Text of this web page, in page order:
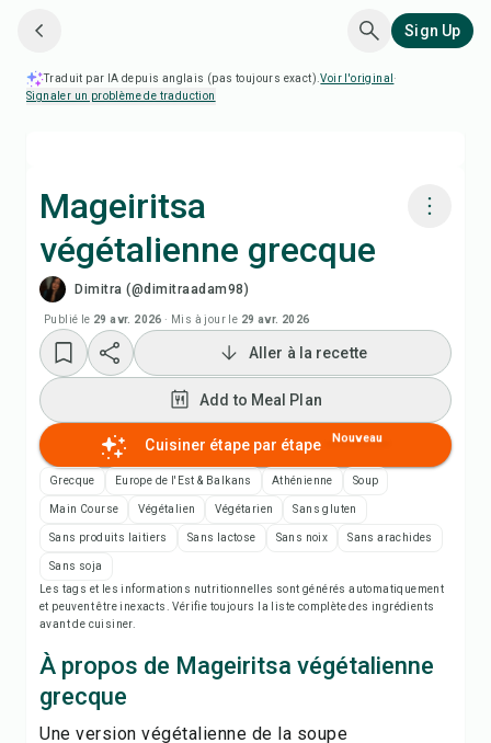
Sign Up
Traduit par IA depuis anglais (pas toujours exact).Voir l'original ·
Signaler un problème de traduction
Mageiritsa
végétalienne grecque
Dimitra (@dimitraadam98)
Publié le 29 avr. 2026 · Mis à jour le 29 avr. 2026
Cuisiner avec Chefadora AI
Regarder la vidéo de la recette
Add to Meal Plan
Add to Shopping List
Enregistrer
Partager
Signaler
Aller à la recette
Add to Meal Plan
Cuisiner étape par étape Nouveau
Grecque Europe de l'Est & Balkans Athénienne Soup
Main Course Végétalien Végétarien Sans gluten
Sans produits laitiers Sans lactose Sans noix Sans arachides
Sans soja
Les tags et les informations nutritionnelles sont générés automatiquement
et peuvent être inexacts. Vérifie toujours la liste complète des ingrédients
avant de cuisiner.
À propos de Mageiritsa végétalienne
grecque
Une version végétalienne de la soupe